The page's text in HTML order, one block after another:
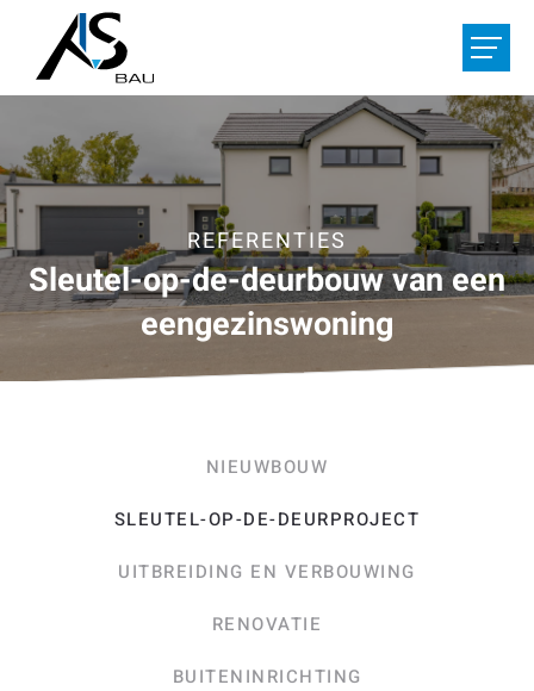
De / Fr / Nl
REFERENTIES
OVER ONS
VACATURES
UW PROJECT
REFERENTIES
Sleutel-op-de-deurbouw van een
eengezinswoning
NIEUWBOUW
SLEUTEL-OP-DE-DEURPROJECT
UITBREIDING EN VERBOUWING
RENOVATIE
BUITENINRICHTING